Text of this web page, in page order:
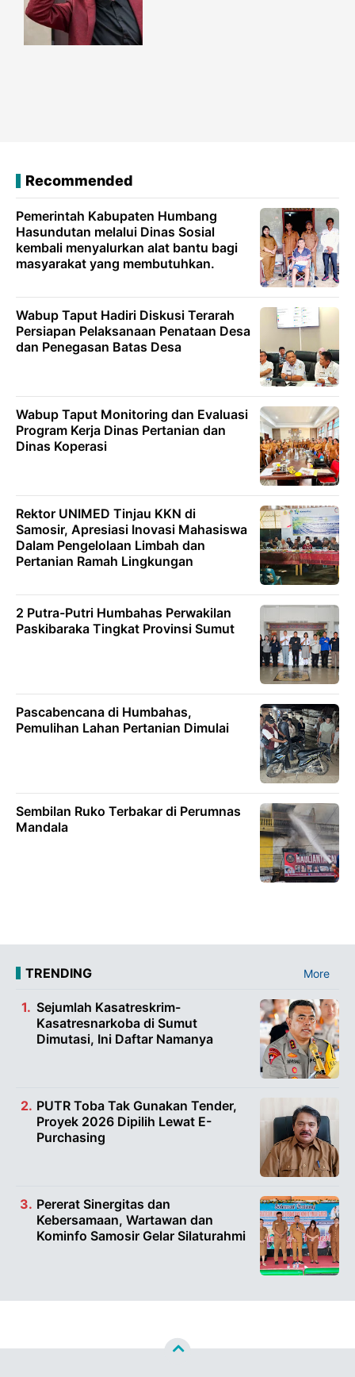
Recommended
Pemerintah Kabupaten Humbang
Hasundutan melalui Dinas Sosial
kembali menyalurkan alat bantu bagi
masyarakat yang membutuhkan.
Wabup Taput Hadiri Diskusi Terarah
Persiapan Pelaksanaan Penataan Desa
dan Penegasan Batas Desa
Wabup Taput Monitoring dan Evaluasi
Program Kerja Dinas Pertanian dan
Dinas Koperasi
Rektor UNIMED Tinjau KKN di
Samosir, Apresiasi Inovasi Mahasiswa
Dalam Pengelolaan Limbah dan
Pertanian Ramah Lingkungan
2 Putra-Putri Humbahas Perwakilan
Paskibaraka Tingkat Provinsi Sumut
Pascabencana di Humbahas,
Pemulihan Lahan Pertanian Dimulai
Sembilan Ruko Terbakar di Perumnas
Mandala
TRENDING More
Sejumlah Kasatreskrim-
Kasatresnarkoba di Sumut
Dimutasi, Ini Daftar Namanya
PUTR Toba Tak Gunakan Tender,
Proyek 2026 Dipilih Lewat E-
Purchasing
Pererat Sinergitas dan
Kebersamaan, Wartawan dan
Kominfo Samosir Gelar Silaturahmi